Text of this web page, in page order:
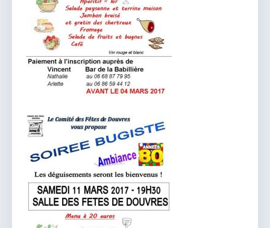
Découvrir la commune
DIMANCHE 9 AOÛT 2026
Secrétariat ouvert
Lundi, mardi, jeudi, vendredi de 8h30 à 12h et
vous.
04 74 38 22 78
mairie@douvres.fr
140 Place de la Babillière, 01500 Douvres
Contacter la mairie
Le guichet des associations
publier une annonce